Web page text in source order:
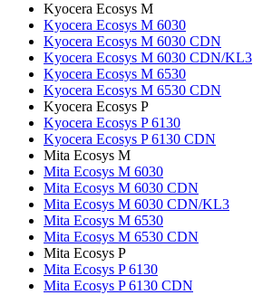
Kyocera Ecosys M
Kyocera Ecosys M 6030
Kyocera Ecosys M 6030 CDN
Kyocera Ecosys M 6030 CDN/KL3
Kyocera Ecosys M 6530
Kyocera Ecosys M 6530 CDN
Kyocera Ecosys P
Kyocera Ecosys P 6130
Kyocera Ecosys P 6130 CDN
Mita Ecosys M
Mita Ecosys M 6030
Mita Ecosys M 6030 CDN
Mita Ecosys M 6030 CDN/KL3
Mita Ecosys M 6530
Mita Ecosys M 6530 CDN
Mita Ecosys P
Mita Ecosys P 6130
Mita Ecosys P 6130 CDN